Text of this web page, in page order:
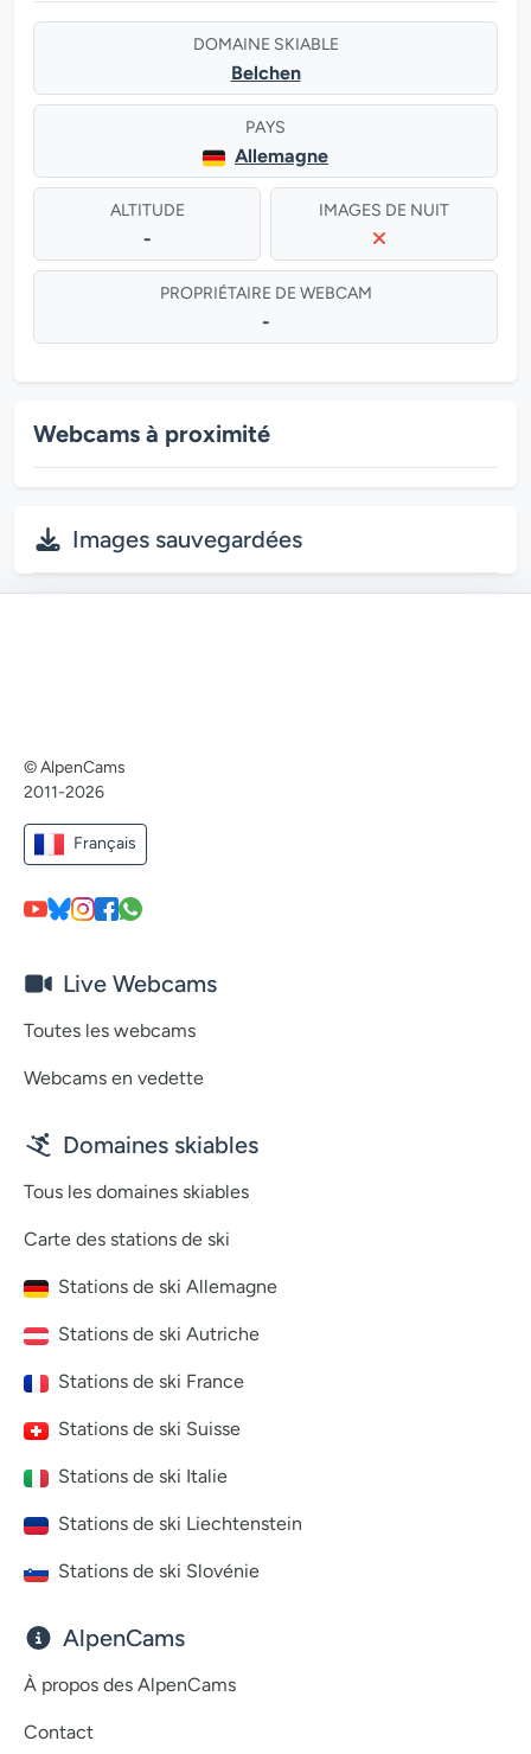
DOMAINE SKIABLE
Belchen
PAYS
Allemagne
ALTITUDE
-
IMAGES DE NUIT
PROPRIÉTAIRE DE WEBCAM
-
Webcams à proximité
Images sauvegardées
© AlpenCams
2011-2026
Français
Live Webcams
Toutes les webcams
Webcams en vedette
Domaines skiables
Tous les domaines skiables
Carte des stations de ski
Stations de ski Allemagne
Stations de ski Autriche
Stations de ski France
Stations de ski Suisse
Stations de ski Italie
Stations de ski Liechtenstein
Stations de ski Slovénie
AlpenCams
À propos des AlpenCams
Contact